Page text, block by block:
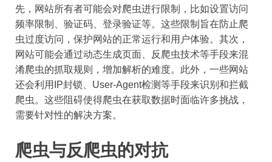
先，网站所有者可能会对爬虫进行限制，比如设置访问
频率限制、验证码、登录验证等。这些限制旨在防止爬
虫过度访问，保护网站的正常运行和用户体验。其次，
网站可能会通过动态生成页面、反爬虫技术等手段来混
淆爬虫的抓取规则，增加解析的难度。此外，一些网站
还会利用IP封锁、User-Agent检测等手段来识别和拦截
爬虫。这些阻碍使得爬虫在获取数据时面临许多挑战，
需要针对性的解决方案。
爬虫与反爬虫的对抗